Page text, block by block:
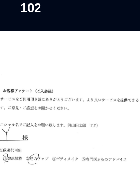
102